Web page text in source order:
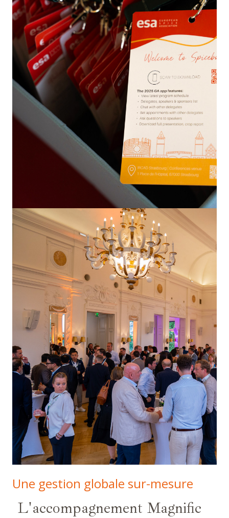
Une gestion globale sur-mesure
L'accompagnement Magnific